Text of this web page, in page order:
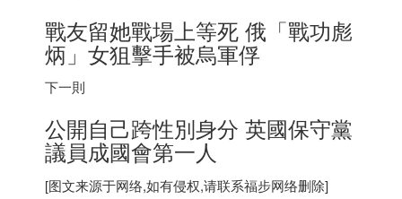
戰友留她戰場上等死 俄「戰功彪
炳」女狙擊手被烏軍俘
下一則
公開自己跨性別身分 英國保守黨
議員成國會第一人
[图文来源于网络,如有侵权,请联系福步网络删除]